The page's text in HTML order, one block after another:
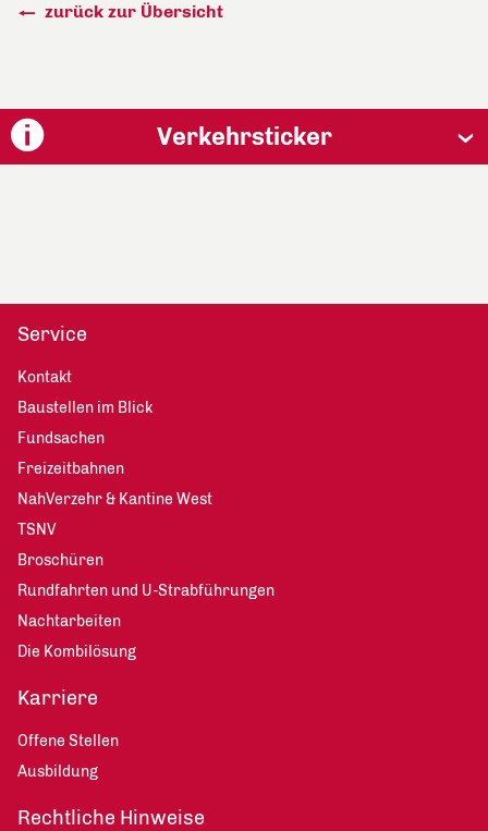
zurück zur Übersicht
Verkehrsticker
Service
Kontakt
Baustellen im Blick
Fundsachen
Freizeitbahnen
NahVerzehr & Kantine West
TSNV
Broschüren
Rundfahrten und U-Strabführungen
Nachtarbeiten
Die Kombilösung
Karriere
Offene Stellen
Ausbildung
Rechtliche Hinweise